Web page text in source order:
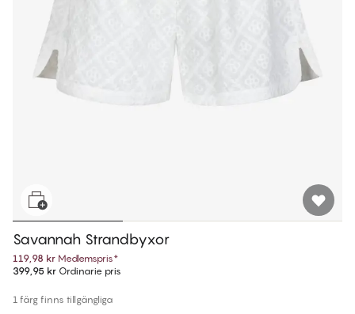
Savannah Strandbyxor
119,98 kr Medlemspris*
399,95 kr Ordinarie pris
1 färg finns tillgängliga